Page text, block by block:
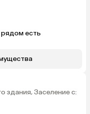
рядом есть
здания, Заселение с: